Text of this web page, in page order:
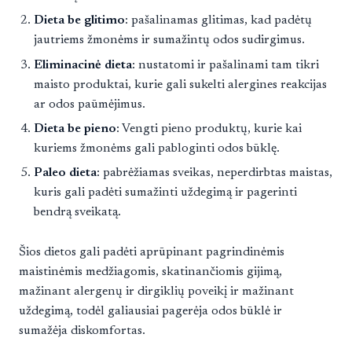
Dieta be glitimo: pašalinamas glitimas, kad padėtų
jautriems žmonėms ir sumažintų odos sudirgimus.
Eliminacinė dieta: nustatomi ir pašalinami tam tikri
maisto produktai, kurie gali sukelti alergines reakcijas
ar odos paūmėjimus.
Dieta be pieno: Vengti pieno produktų, kurie kai
kuriems žmonėms gali pabloginti odos būklę.
Paleo dieta: pabrėžiamas sveikas, neperdirbtas maistas,
kuris gali padėti sumažinti uždegimą ir pagerinti
bendrą sveikatą.
Šios dietos gali padėti aprūpinant pagrindinėmis
maistinėmis medžiagomis, skatinančiomis gijimą,
mažinant alergenų ir dirgiklių poveikį ir mažinant
uždegimą, todėl galiausiai pagerėja odos būklė ir
sumažėja diskomfortas.